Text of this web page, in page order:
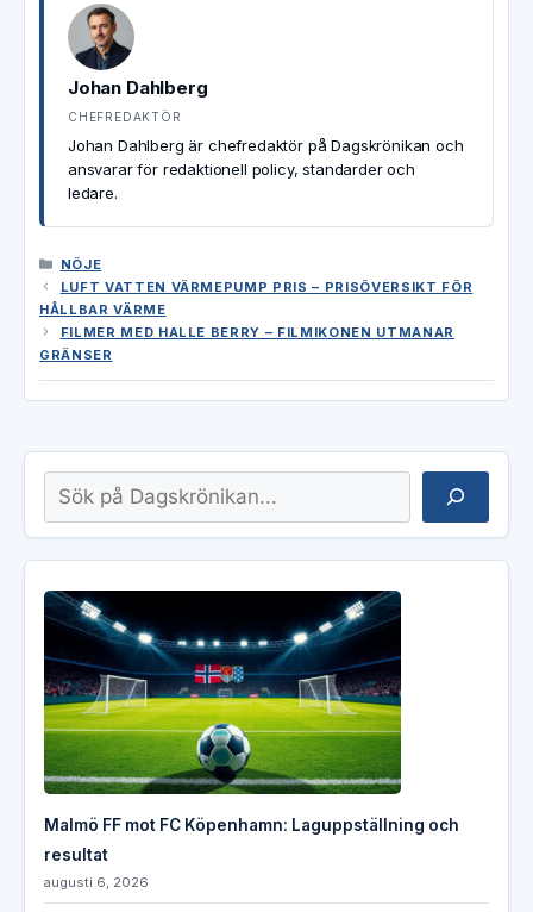
Johan Dahlberg
CHEFREDAKTÖR
Johan Dahlberg är chefredaktör på Dagskrönikan och
ansvarar för redaktionell policy, standarder och
ledare.
KATEGORIER
NÖJE
LUFT VATTEN VÄRMEPUMP PRIS – PRISÖVERSIKT FÖR
HÅLLBAR VÄRME
FILMER MED HALLE BERRY – FILMIKONEN UTMANAR
GRÄNSER
Sök
Malmö FF mot FC Köpenhamn: Laguppställning och
resultat
augusti 6, 2026